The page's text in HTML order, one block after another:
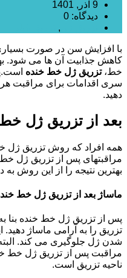
9 آذر, 1401
دیدگاه: 0
,
با افزایش سن در صورت
کاهش جذابیت آن ها می شود.
خط،تزریق ژل خط خنده
سری اقدامات برای مراقبت هر
دهید.
بعد از تزریق ژل
همه افراد که روش تزریق ژل
مراقبتهای پس از تزریق ژل خط
بهترین نتیجه را از این روش به
ماساژ بعد از تزریق ژل خط
پس از تزریق ژل خط خنده بنا
تزریق را به آرامی ماساژ
شدن ژل جلوگیری می کند.
مراقبت پس از تزریق ژل خط
ناحیه تزریق است.